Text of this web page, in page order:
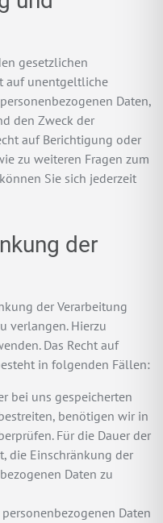
gesetzlichen
auf unentgeltliche
Daten,
den Zweck der
auf Berichtigung oder
zu weiteren Fragen zum
Sie sich jederzeit
der
der Verarbeitung
verlangen. Hierzu
Das Recht auf
in folgenden Fällen:
bei uns gespeicherten
benötigen wir in
Für die Dauer der
die Einschränkung der
Daten zu
Daten